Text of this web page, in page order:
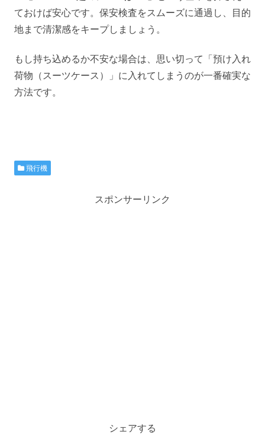
ておけば安心です。保安検査をスムーズに通過し、目的
地まで清潔感をキープしましょう。
もし持ち込めるか不安な場合は、思い切って「預け入れ
荷物（スーツケース）」に入れてしまうのが一番確実な
方法です。
飛行機
スポンサーリンク
シェアする